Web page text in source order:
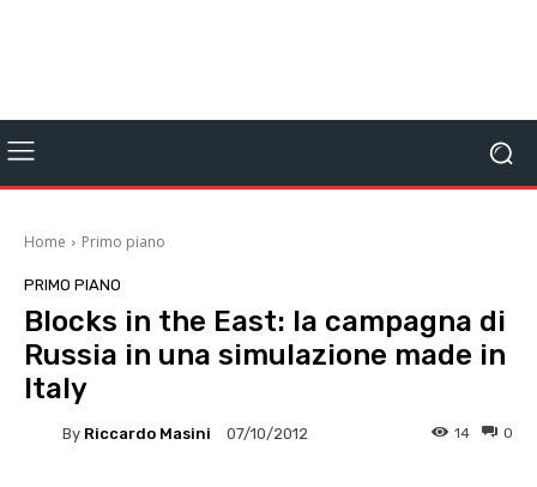
Home Primo piano
PRIMO PIANO
Blocks in the East: la campagna di
Russia in una simulazione made in
Italy
By Riccardo Masini 07/10/2012 0
14